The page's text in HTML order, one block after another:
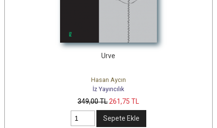
Urve
Hasan Aycın
İz Yayıncılık
349,00TL261,75 TL
Sepete Ekle